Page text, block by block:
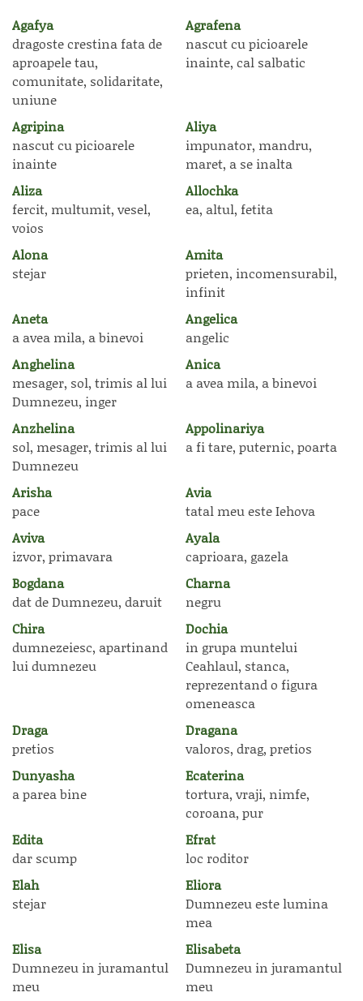
Agafya
dragoste crestina fata de
aproapele tau,
comunitate, solidaritate,
uniune
Agrafena
nascut cu picioarele
inainte, cal salbatic
Agripina
nascut cu picioarele
inainte
Aliya
impunator, mandru,
maret, a se inalta
Aliza
fercit, multumit, vesel,
voios
Allochka
ea, altul, fetita
Alona
stejar
Amita
prieten, incomensurabil,
infinit
Aneta
a avea mila, a binevoi
Angelica
angelic
Anghelina
mesager, sol, trimis al lui
Dumnezeu, inger
Anica
a avea mila, a binevoi
Anzhelina
sol, mesager, trimis al lui
Dumnezeu
Appolinariya
a fi tare, puternic, poarta
Arisha
pace
Avia
tatal meu este Iehova
Aviva
izvor, primavara
Ayala
caprioara, gazela
Bogdana
dat de Dumnezeu, daruit
Charna
negru
Chira
dumnezeiesc, apartinand
lui dumnezeu
Dochia
in grupa muntelui
Ceahlaul, stanca,
reprezentand o figura
omeneasca
Draga
pretios
Dragana
valoros, drag, pretios
Dunyasha
a parea bine
Ecaterina
tortura, vraji, nimfe,
coroana, pur
Edita
dar scump
Efrat
loc roditor
Elah
stejar
Eliora
Dumnezeu este lumina
mea
Elisa
Dumnezeu in juramantul
meu
Elisabeta
Dumnezeu in juramantul
meu